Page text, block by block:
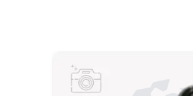
3D тур по производству